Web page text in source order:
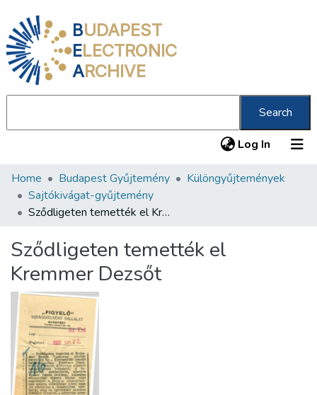
BUDAPEST
ELECTRONIC
ARCHIVE
Search
Log In (current)
Communities & Collections
All of DSpace
About us
Home Budapest Gyűjtemény
Különgyűjtemények
Sajtókivágat-gyűjtemény
Sződligeten temették el Kremmer Dezsőt
Sződligeten temették el
Kremmer Dezsőt